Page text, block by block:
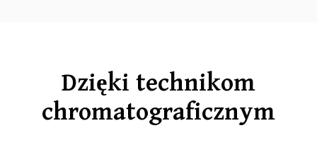
Dzięki technikom
chromatograficznym